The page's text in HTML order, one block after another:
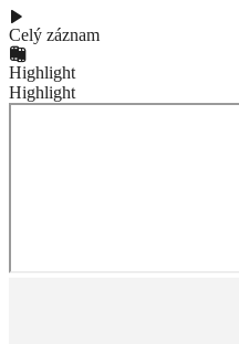
Celý záznam
Highlight
Highlight